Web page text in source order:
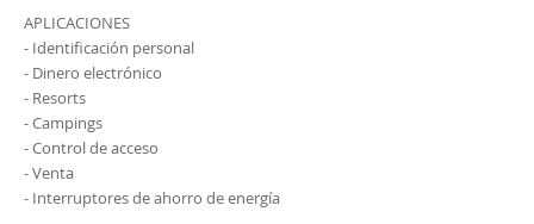
APLICACIONES
- Identificación personal
- Dinero electrónico
- Resorts
- Campings
- Control de acceso
- Venta
- Interruptores de ahorro de energía